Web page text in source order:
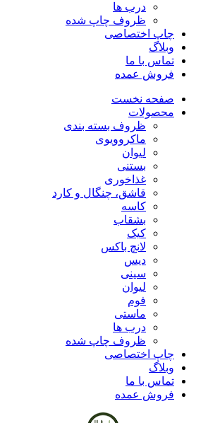
درب ها
ظروف چاپ شده
چاپ اختصاصی
وبلاگ
تماس با ما
فروش عمده
صفحه نخست
محصولات
ظروف بسته بندی
ماکروویوی
لیوان
بستنی
غذاخوری
قاشق، چنگال و کارد
کاسه
بشقاب
کیک
لانچ باکس
دیس
سینی
لیوان
فوم
ماستی
درب ها
ظروف چاپ شده
چاپ اختصاصی
وبلاگ
تماس با ما
فروش عمده